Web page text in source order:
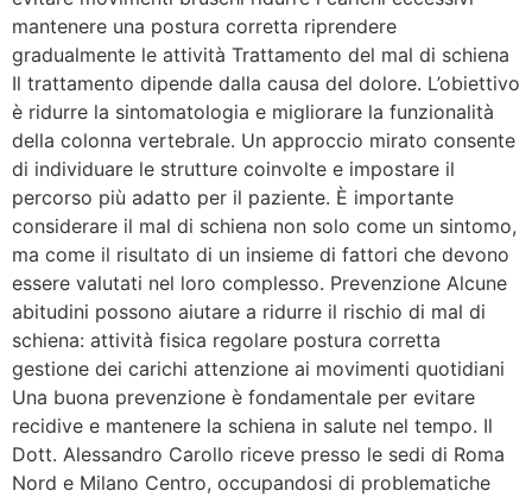
mantenere una postura corretta riprendere
gradualmente le attività Trattamento del mal di schiena
Il trattamento dipende dalla causa del dolore. L’obiettivo
è ridurre la sintomatologia e migliorare la funzionalità
della colonna vertebrale. Un approccio mirato consente
di individuare le strutture coinvolte e impostare il
percorso più adatto per il paziente. È importante
considerare il mal di schiena non solo come un sintomo,
ma come il risultato di un insieme di fattori che devono
essere valutati nel loro complesso. Prevenzione Alcune
abitudini possono aiutare a ridurre il rischio di mal di
schiena: attività fisica regolare postura corretta
gestione dei carichi attenzione ai movimenti quotidiani
Una buona prevenzione è fondamentale per evitare
recidive e mantenere la schiena in salute nel tempo. Il
Dott. Alessandro Carollo riceve presso le sedi di Roma
Nord e Milano Centro, occupandosi di problematiche